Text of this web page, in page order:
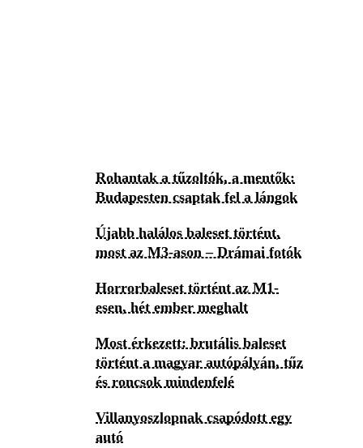
Rohantak a tűzoltók, a mentők:
Budapesten csaptak fel a lángok
Újabb halálos baleset történt,
most az M3-ason – Drámai fotók
Horrorbaleset történt az M1-
esen, hét ember meghalt
Most érkezett: brutális baleset
történt a magyar autópályán, tűz
és roncsok mindenfelé
Villanyoszlopnak csapódott egy
autó